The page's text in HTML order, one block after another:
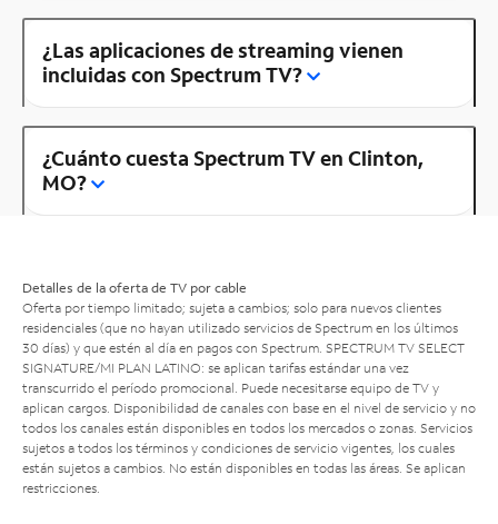
¿Las aplicaciones de streaming vienen
incluidas con Spectrum TV?
¿Cuánto cuesta Spectrum TV en Clinton,
MO?
Detalles de la oferta de TV por cable
Oferta por tiempo limitado; sujeta a cambios; solo para nuevos clientes
residenciales (que no hayan utilizado servicios de Spectrum en los últimos
30 días) y que estén al día en pagos con Spectrum. SPECTRUM TV SELECT
SIGNATURE/MI PLAN LATINO: se aplican tarifas estándar una vez
transcurrido el período promocional. Puede necesitarse equipo de TV y
aplican cargos. Disponibilidad de canales con base en el nivel de servicio y no
todos los canales están disponibles en todos los mercados o zonas. Servicios
sujetos a todos los términos y condiciones de servicio vigentes, los cuales
están sujetos a cambios. No están disponibles en todas las áreas. Se aplican
restricciones.